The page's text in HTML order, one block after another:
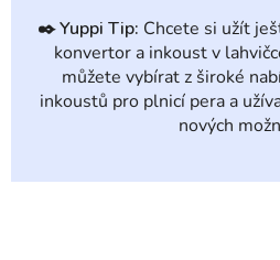
✒️Yuppi Tip: Chcete si užít
konvertor a inkoust v
můžete vybírat z široké
inkoustů pro plnicí pera a
nových